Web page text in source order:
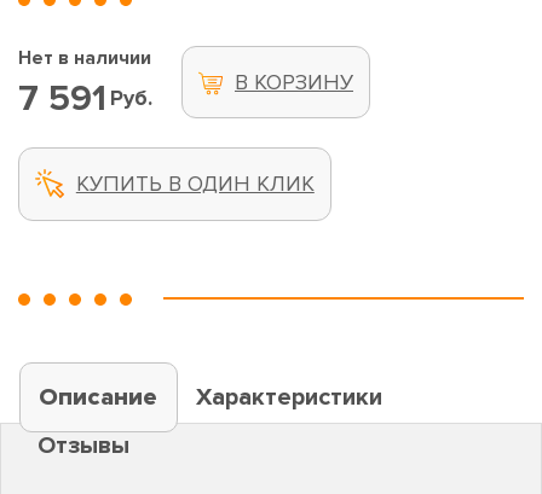
Нет в наличии
7 591 Руб.
В КОРЗИНУ
КУПИТЬ В ОДИН КЛИК
Описание
Характеристики
Отзывы